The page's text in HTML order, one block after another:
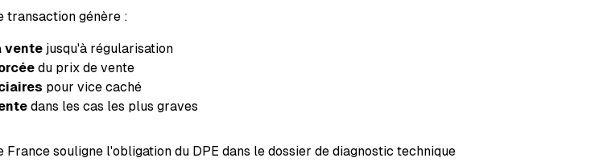
transaction génère :
vente jusqu'à régularisation
du prix de vente
pour vice caché
dans les cas les plus graves
France souligne l'obligation du DPE dans le dossier de diagnostic technique